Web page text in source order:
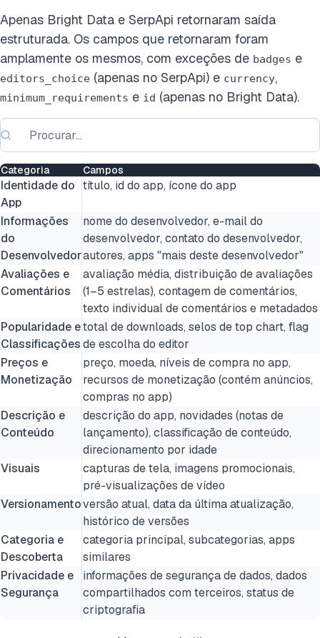
Apenas Bright Data e SerpApi retornaram saída
estruturada. Os campos que retornaram foram
amplamente os mesmos, com exceções de badges e
editors_choice (apenas no SerpApi) e currency,
minimum_requirements e id (apenas no Bright Data).
Categoria Campos
Identidade do
App
título, id do app, ícone do app
Informações
do
Desenvolvedor
nome do desenvolvedor, e-mail do
desenvolvedor, contato do desenvolvedor,
autores, apps "mais deste desenvolvedor"
Avaliações e
Comentários
avaliação média, distribuição de avaliações
(1–5 estrelas), contagem de comentários,
texto individual de comentários e metadados
Popularidade e
Classificações
total de downloads, selos de top chart, flag
de escolha do editor
Preços e
Monetização
preço, moeda, níveis de compra no app,
recursos de monetização (contém anúncios,
compras no app)
Descrição e
Conteúdo
descrição do app, novidades (notas de
lançamento), classificação de conteúdo,
direcionamento por idade
Visuais
capturas de tela, imagens promocionais,
pré-visualizações de vídeo
Versionamentoversão atual, data da última atualização,
histórico de versões
Categoria e
Descoberta
categoria principal, subcategorias, apps
similares
Privacidade e
Segurança
informações de segurança de dados, dados
compartilhados com terceiros, status de
criptografia